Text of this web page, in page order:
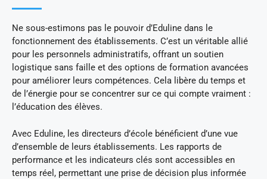
Ne sous-estimons pas le pouvoir d’Eduline dans le
fonctionnement des établissements. C’est un véritable allié
pour les personnels administratifs, offrant un soutien
logistique sans faille et des options de formation avancées
pour améliorer leurs compétences. Cela libère du temps et
de l’énergie pour se concentrer sur ce qui compte vraiment :
l’éducation des élèves.
Avec Eduline, les directeurs d’école bénéficient d’une vue
d’ensemble de leurs établissements. Les rapports de
performance et les indicateurs clés sont accessibles en
temps réel, permettant une prise de décision plus informée